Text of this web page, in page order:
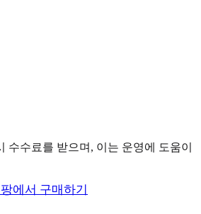
수수료를 받으며, 이는 운영에 도움이
에서 구매하기